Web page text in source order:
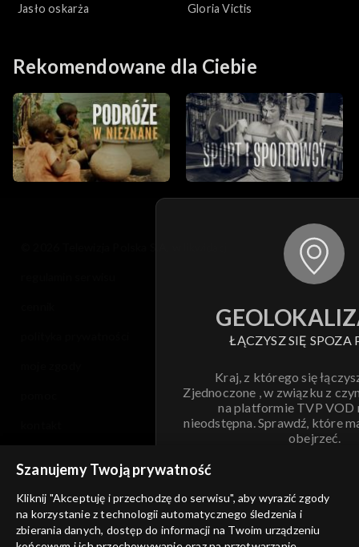
Jasło oskarża
Gloria Victis
Rekomendowane dla Ciebie
ŁĄCZYSZ SIĘ SPOZA
Kraj, z którego się
Zjednoczone , w związku z
na platformie TVP VOD
nieodstępna. Sprawdź, które
obejrzeć.
ANULUJ
informacje o dostawcy usług
Szanujemy Twoją prywatność
Kliknij "Akceptuję i przechodzę do serwisu", aby wyrazić zgody
na korzystanie z technologii automatycznego śledzenia i
zbierania danych, dostęp do informacji na Twoim urządzeniu